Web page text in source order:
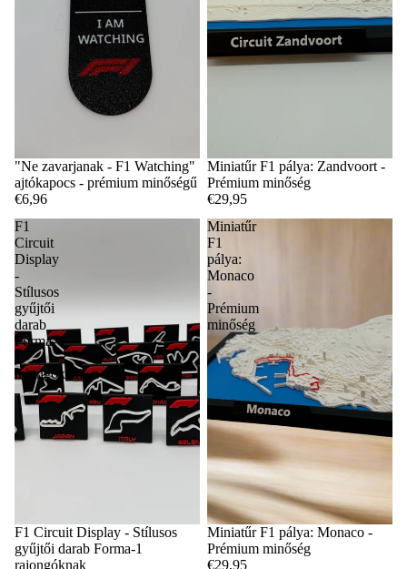
"Ne zavarjanak - F1 Watching"
ajtókapocs - prémium minőségű
€6,96
Miniatűr F1 pálya: Zandvoort -
Prémium minőség
€29,95
F1
Circuit
Display
-
Stílusos
gyűjtői
darab
Forma-
rajongóknak
F1 Circuit Display - Stílusos
gyűjtői darab Forma-1
rajongóknak
Miniatűr
F1
pálya:
Monaco
-
Prémium
minőség
Miniatűr F1 pálya: Monaco -
Prémium minőség
€29,95